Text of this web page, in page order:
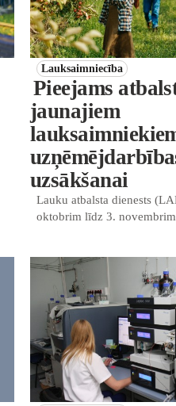
Lauksaimniecība
Pieejams
jaunajiem
uzsākšanai
Lauku atbalsta dienests
oktobrim līdz 3.